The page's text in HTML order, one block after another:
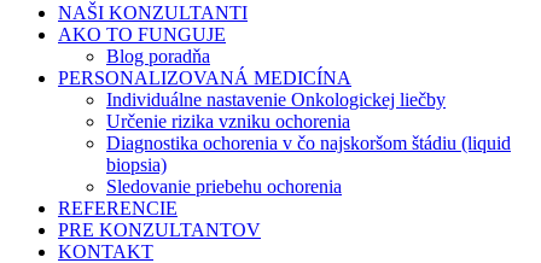
NAŠI KONZULTANTI
AKO TO FUNGUJE
Blog poradňa
PERSONALIZOVANÁ MEDICÍNA
Individuálne nastavenie Onkologickej liečby
Určenie rizika vzniku ochorenia
Diagnostika ochorenia v čo najskoršom štádiu (liquid
biopsia)
Sledovanie priebehu ochorenia
REFERENCIE
PRE KONZULTANTOV
KONTAKT